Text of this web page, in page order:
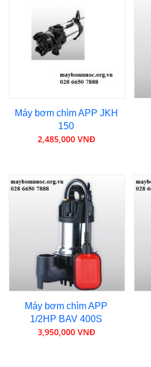
Máy bơm chìm APP JKH
150
2,485,000 VNĐ
Máy bơm chìm APP
1/2HP BAV 400S
3,950,000 VNĐ